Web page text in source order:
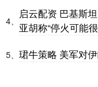
4、
启云配资 巴基斯
亚胡称“停火可能
5、 珺牛策略 美军对